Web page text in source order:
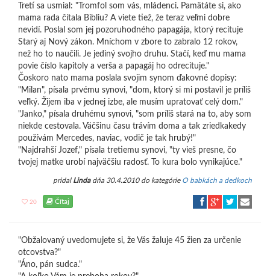
Tretí sa usmial: "Tromfol som vás, mládenci. Pamätáte si, ako
mama rada čítala Bibliu? A viete tiež, že teraz veľmi dobre
nevidí. Poslal som jej pozoruhodného papagája, ktorý recituje
Starý aj Nový zákon. Mníchom v zbore to zabralo 12 rokov,
než ho to naučili. Je jediný svojho druhu. Stačí, keď mu mama
povie číslo kapitoly a verša a papagáj ho odrecituje."
Čoskoro nato mama poslala svojim synom ďakovné dopisy:
"Milan", písala prvému synovi, "dom, ktorý si mi postavil je príliš
veľký. Žijem iba v jednej izbe, ale musím upratovať celý dom."
"Janko," písala druhému synovi, "som príliš stará na to, aby som
niekde cestovala. Väčšinu času trávím doma a tak zriedkakedy
používám Mercedes, naviac, vodič je tak hrubý!"
"Najdrahší Jozef," písala tretiemu synovi, "ty vieš presne, čo
tvojej matke urobí najväčšiu radosť. To kura bolo vynikajúce."
pridal Lindadňa 30.4.2010 do kategórie O babkách a dedkoch
20 Čítaj
"Obžalovaný uvedomujete si, že Vás žaluje 45 žien za určenie
otcovstva?"
"Áno, pán sudca."